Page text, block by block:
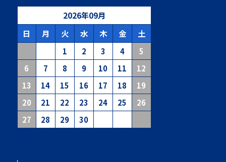
2026年09月
日
月 火 水 木 金 土
1 2 3 4
5
6
7 8 9 10 11
12
13
14 15 16 17 18
19
20
21 22 23 24 25
26
27
28 29 30